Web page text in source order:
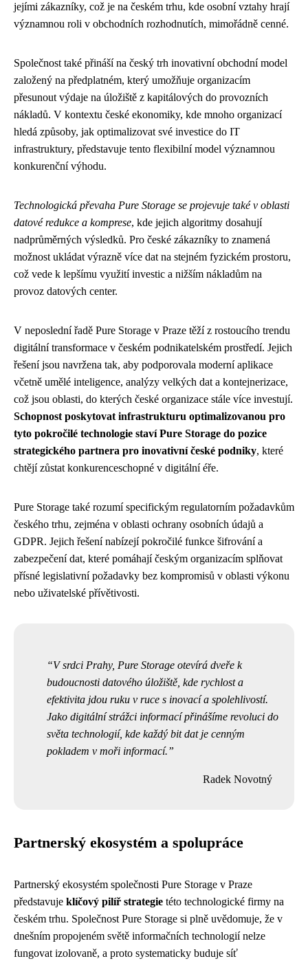
jejími zákazníky, což je na českém trhu, kde osobní vztahy hrají
významnou roli v obchodních rozhodnutích, mimořádně cenné.
Společnost také přináší na český trh inovativní obchodní model
založený na předplatném, který umožňuje organizacím
přesunout výdaje na úložiště z kapitálových do provozních
nákladů. V kontextu české ekonomiky, kde mnoho organizací
hledá způsoby, jak optimalizovat své investice do IT
infrastruktury, představuje tento flexibilní model významnou
konkurenční výhodu.
Technologická převaha Pure Storage se projevuje také v oblasti
datové redukce a komprese, kde jejich algoritmy dosahují
nadprůměrných výsledků. Pro české zákazníky to znamená
možnost ukládat výrazně více dat na stejném fyzickém prostoru,
což vede k lepšímu využití investic a nižším nákladům na
provoz datových center.
V neposlední řadě Pure Storage v Praze těží z rostoucího trendu
digitální transformace v českém podnikatelském prostředí. Jejich
řešení jsou navržena tak, aby podporovala moderní aplikace
včetně umělé inteligence, analýzy velkých dat a kontejnerizace,
což jsou oblasti, do kterých české organizace stále více investují.
Schopnost poskytovat infrastrukturu optimalizovanou pro
tyto pokročilé technologie staví Pure Storage do pozice
strategického partnera pro inovativní české podniky, které
chtějí zůstat konkurenceschopné v digitální éře.
Pure Storage také rozumí specifickým regulatorním požadavkům
českého trhu, zejména v oblasti ochrany osobních údajů a
GDPR. Jejich řešení nabízejí pokročilé funkce šifrování a
zabezpečení dat, které pomáhají českým organizacím splňovat
přísné legislativní požadavky bez kompromisů v oblasti výkonu
nebo uživatelské přívětivosti.
V srdci Prahy, Pure Storage otevírá dveře k
budoucnosti datového úložiště, kde rychlost a
efektivita jdou ruku v ruce s inovací a spolehlivostí.
Jako digitální strážci informací přinášíme revoluci do
světa technologií, kde každý bit dat je cenným
pokladem v moři informací.
Radek Novotný
Partnerský ekosystém a spolupráce
Partnerský ekosystém společnosti Pure Storage v Praze
představuje klíčový pilíř strategie této technologické firmy na
českém trhu. Společnost Pure Storage si plně uvědomuje, že v
dnešním propojeném světě informačních technologií nelze
fungovat izolovaně, a proto systematicky buduje síť